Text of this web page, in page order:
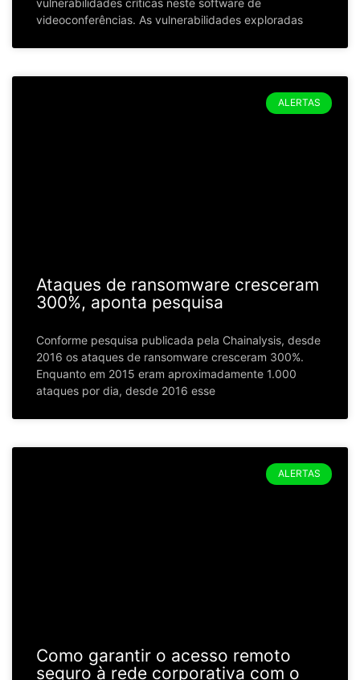
vulnerabilidades críticas neste software de
videoconferências. As vulnerabilidades exploradas
ALERTAS
Ataques de ransomware cresceram
300%, aponta pesquisa
Conforme pesquisa publicada pela Chainalysis, desde
2016 os ataques de ransomware cresceram 300%.
Enquanto em 2015 eram aproximadamente 1.000
ataques por dia, desde 2016 esse
ALERTAS
Como garantir o acesso remoto
seguro à rede corporativa com o